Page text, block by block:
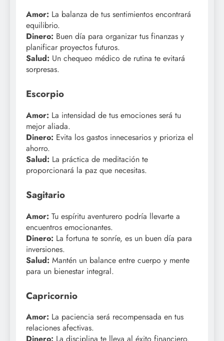
Amor: La balanza de tus sentimientos encontrará
equilibrio.
Dinero: Buen día para organizar tus finanzas y
planificar proyectos futuros.
Salud: Un chequeo médico de rutina te evitará
sorpresas.
Escorpio
Amor: La intensidad de tus emociones será tu
mejor aliada.
Dinero: Evita los gastos innecesarios y prioriza el
ahorro.
Salud: La práctica de meditación te
proporcionará la paz que necesitas.
Sagitario
Amor: Tu espíritu aventurero podría llevarte a
encuentros emocionantes.
Dinero: La fortuna te sonríe, es un buen día para
inversiones.
Salud: Mantén un balance entre cuerpo y mente
para un bienestar integral.
Capricornio
Amor: La paciencia será recompensada en tus
relaciones afectivas.